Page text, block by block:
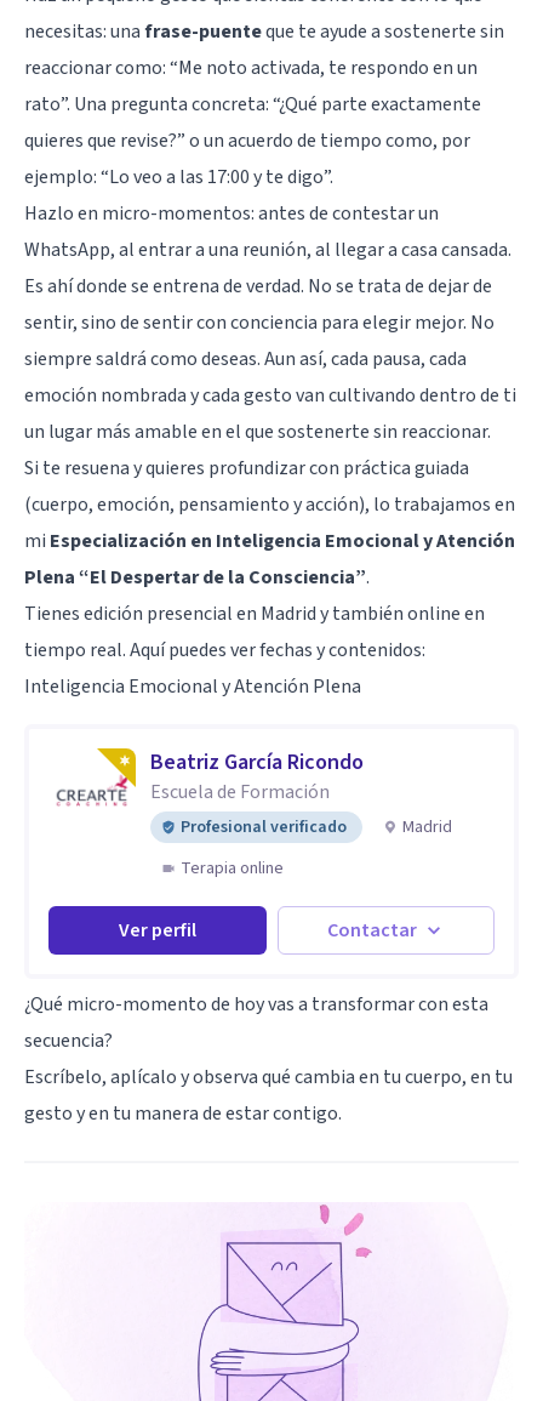
necesitas: unafrase-puenteque te ayude a sostenerte sin
reaccionar como: “Me noto activada, te respondo en un
rato”. Una pregunta concreta: “¿Qué parte exactamente
quieres que revise?” o un acuerdo de tiempo como, por
ejemplo: “Lo veo a las 17:00 y te digo”.
Hazlo en micro-momentos: antes de contestar un
WhatsApp, al entrar a una reunión, al llegar a casa cansada.
Es ahí donde se entrena de verdad. No se trata de dejar de
sentir, sino de sentir con conciencia para elegir mejor. No
siempre saldrá como deseas. Aun así, cada pausa, cada
emoción nombrada y cada gesto van cultivando dentro de ti
un lugar más amable en el que sostenerte sin reaccionar.
Si te resuena y quieres profundizar con práctica guiada
(cuerpo, emoción, pensamiento y acción), lo trabajamos en
mi Especialización en Inteligencia Emocional y Atención
Plena “El Despertar de la Consciencia”.
Tienes edición presencial en Madrid y también online en
tiempo real. Aquí puedes ver fechas y contenidos:
Inteligencia Emocional y Atención Plena
Beatriz García Ricondo
Escuela de Formación
Profesional verificado
Madrid
Terapia online
Ver perfil Contactar
¿Qué micro-momento de hoy vas a transformar con esta
secuencia?
Escríbelo, aplícalo y observa qué cambia en tu cuerpo, en tu
gesto y en tu manera de estar contigo.